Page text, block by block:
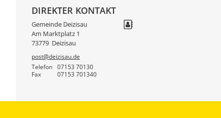
DIREKTER KONTAKT
Gemeinde Deizisau
Am Marktplatz 1
73779 Deizisau
post@deizisau.de
Telefon
07153 70130
Fax 07153 701340